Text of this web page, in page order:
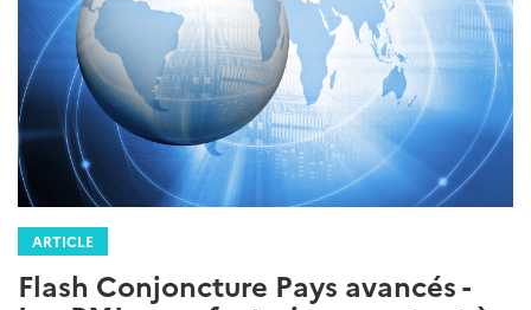
ARTICLE
Flash Conjoncture Pays avancés -